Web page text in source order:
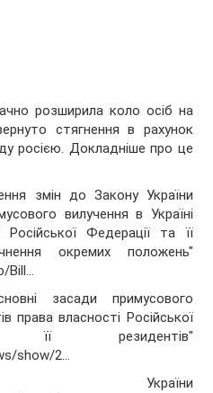
розширила коло осіб на
стягнення в рахунок
росією. Докладніше про це
змін до Закону України
вилучення в Україні
Федерації та її
окремих положень"
Bill...
засади примусового
права власності Російської
резидентів"
show/2...
України